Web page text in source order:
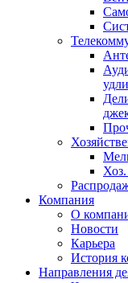
Компания
О
Новости
Карьера
История
Направления